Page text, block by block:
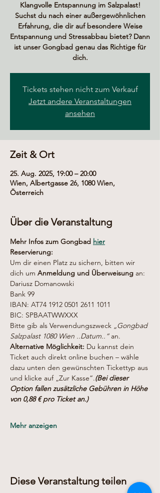
Klangvolle Entspannung im Salzpalast!
Suchst du nach einer außergewöhnlichen
Erfahrung, die dir auf besondere Weise
Entspannung und Stressabbau bietet? Dann
ist unser Gongbad genau das Richtige für
dich.
Tickets stehen nicht zum Verkauf
Jetzt andere Veranstaltungen
ansehen
Zeit & Ort
25. Aug. 2025, 19:00 – 20:00
Wien, Albertgasse 26, 1080 Wien,
Österreich
Über die Veranstaltung
Mehr Infos zum Gongbad hier
Reservierung:
Um dir einen Platz zu sichern, bitten wir
dich um Anmeldung und Überweisung an:
Dariusz Domanowski
Bank 99
IBAN: AT74 1912 0501 2611 1011
BIC: SPBAATWWXXX
Bitte gib als Verwendungszweck „Gongbad
Salzpalast 1080 Wien ..Datum..“ an.
Alternative Möglichkeit: Du kannst dein
Ticket auch direkt online buchen – wähle
dazu unten den gewünschten Tickettyp aus
und klicke auf „Zur Kasse“.(Bei dieser
Option fallen zusätzliche Gebühren in Höhe
von 0,88 € pro Ticket an.)
Mehr anzeigen
Diese Veranstaltung teilen